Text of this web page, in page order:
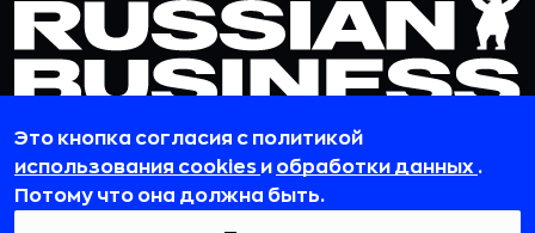
© 2012-2026 ООО «РБточкаРУ». ИНН 7729703526, КПП 772501001,
ОГРН 1127746119841
ООО «РБточкаРУ» является оператором по обработке
Это кнопка согласия с политикой
использования cookies и обработки данных .
Потому что она должна быть.